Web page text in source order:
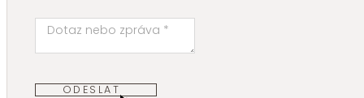
ODESLAT